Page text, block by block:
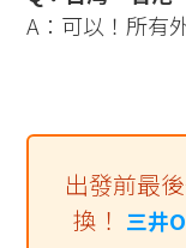
A：可以！所有
出發前最
換！
三井